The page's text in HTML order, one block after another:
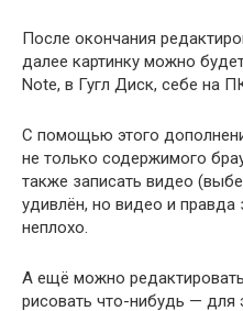
После окончания
далее картинку можно
Note, в Гугл Диск, себе на
С помощью этого
не только содержимого
также записать видео
удивлён, но видео и правда
неплохо.
А ещё можно
рисовать что-нибудь — для